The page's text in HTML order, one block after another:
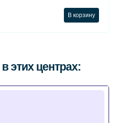
В корзину
этих центрах: